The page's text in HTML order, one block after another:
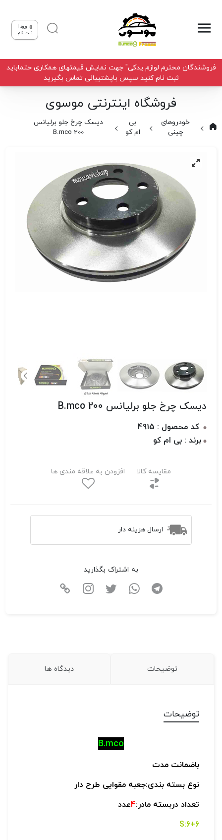
ورود |
ثبت نام
فروشندگان محترم لوازم یدکی" جهت نمایش قیمتهای همکاری حتماباید
ثبت نام کنید سپس باپشتیبانی تماس بگیرید
فروشگاه اینترنتی موسوی
خودروهای
چینی
بی
ام کو
دیسک چرخ جلو برلیانس
B.mco 200
دیسک چرخ جلو برلیانس B.mco 200
کد محصول : 4915
برند : بی ام کو
مقایسه کالا افزودن به علاقه مندی ها
ارسال هزینه دار
به اشتراک بگذارید
توضیحات دیدگاه ها
توضیحات
B.mco
باضمانت مدت
نوع بسته بندی:جعبه مقوایی طرح دار
تعداد دربسته مادر:4عدد
6+6:S